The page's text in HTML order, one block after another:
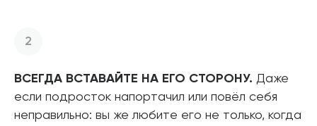
ВСЕГДА ВСТАВАЙТЕ НА ЕГО СТОРОНУ. Даже
если подросток напортачил или повёл себя
неправильно: вы же любите его не только, когда